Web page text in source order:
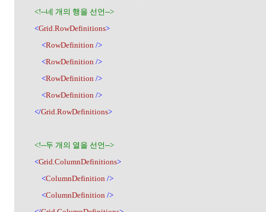
<!--네 개의 행을 선언-->
<Grid.RowDefinitions>
<RowDefinition />
<RowDefinition />
<RowDefinition />
<RowDefinition />
</Grid.RowDefinitions>
<!--두 개의 열을 선언-->
<Grid.ColumnDefinitions>
<ColumnDefinition />
<ColumnDefinition />